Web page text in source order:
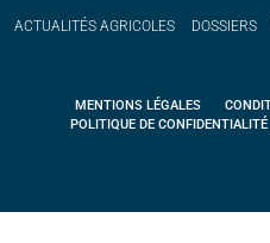
ACTUALITÉS AGRICOLES DOSSIERS
MENTIONS LÉGALES
POLITIQUE DE CONFIDENTIALITÉ